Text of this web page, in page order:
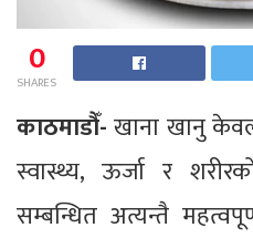
0
SHARES
काठमाडौँ-खाना खानु केवल
स्वास्थ्य, ऊर्जा र
सम्बन्धित अत्यन्तै